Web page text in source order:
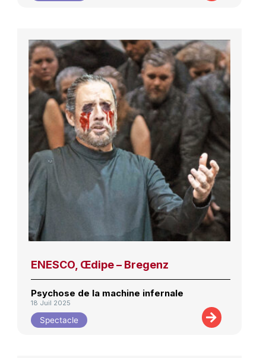
ENESCO, Œdipe – Bregenz
Psychose de la machine infernale
18 Juil 2025
Spectacle